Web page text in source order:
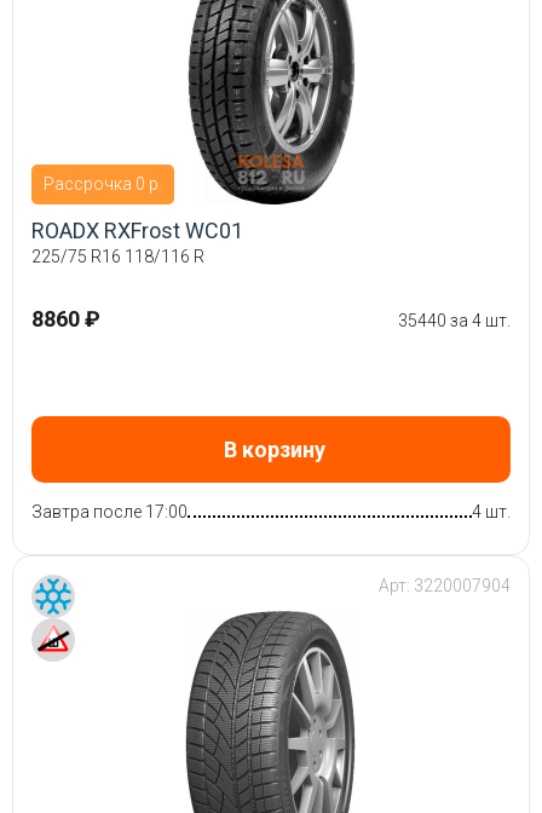
Рассрочка 0 р.
ROADX RXFrost WC01
225/75 R16 118/116 R
8860 ₽ 35440 за 4 шт.
В корзину
Завтра после 17:00 4 шт.
Арт: 3220007904